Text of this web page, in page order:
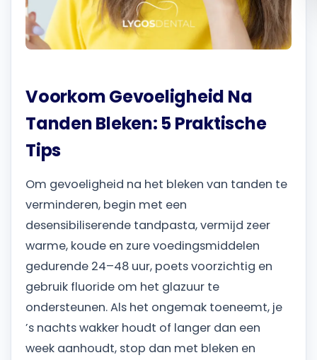
Voorkom Gevoeligheid Na
Tanden Bleken: 5 Praktische
Tips
Om gevoeligheid na het bleken van tanden te
verminderen, begin met een
desensibiliserende tandpasta, vermijd zeer
warme, koude en zure voedingsmiddelen
gedurende 24–48 uur, poets voorzichtig en
gebruik fluoride om het glazuur te
ondersteunen. Als het ongemak toeneemt, je
’s nachts wakker houdt of langer dan een
week aanhoudt, stop dan met bleken en